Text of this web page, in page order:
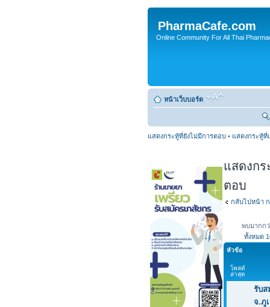
PharmaCafe.com
Online Community For All Thai
หน้าเว็บบอร์ด
แสดงกระทู้ที่ยังไม่มีการตอบ • แสดงกระทู้ที่
แสดงกร
ตอบ
กลับไปหน้า
พบมากก
ทั้งหมด
หัวข้อ
โพสต์
ล่าสุด
รับส
จ.ภู